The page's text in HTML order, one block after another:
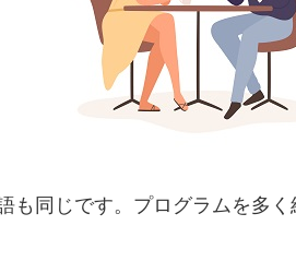
も同じです。プログラムを多